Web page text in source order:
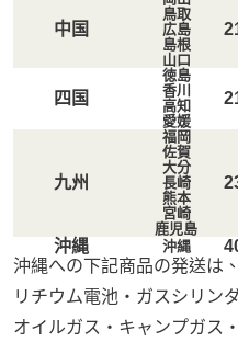
中国
鳥取
広島
島根
山口
四国
徳島
香川
高知
愛媛
九州
福岡
佐賀
大分
長崎
熊本
宮崎
鹿児島
沖縄 沖縄
沖縄への下記商品の発送は
リチウム電池・ガスシリン
オイルガス・キャンプガス